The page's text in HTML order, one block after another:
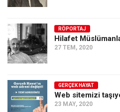
RÖPORTAJ
Hilafet
27 TEM, 2020
GERÇEK HAYAT
Web sitemizi
23 MAY, 2020